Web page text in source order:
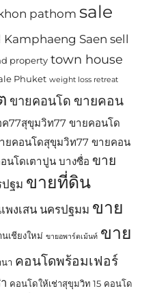
pathom sale
Kamphaeng Saen sell
property town house
Phuket weight loss retreat
ขายคอนโด ขายคอน
77สุขุมวิท77 ขายคอนโด
ยคอนโดสุขุมวิท77 ขายคอน
นโดเตาปูน บางซื่อ ขาย
ฐม ขายที่ดิน
พงเสน นครปฐมม ขาย
เชียงใหม่ ขายอพาร์ตเม้นท์ ขาย
า คอนโดพร้อมเฟอร์
คอนโดให้เช่าสุขุมวิท 15 คอนโด